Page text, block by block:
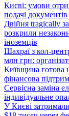
Києві: умови
подачі документів
Двійня tragically
розкрили
іноземців
Шахраї з кол-
млн грн:
Київщина готова
фінансова
Сервісна заміна
індивідуальне
У Києві